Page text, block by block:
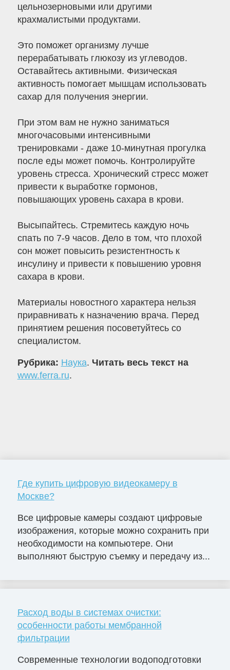
цельнозерновыми или другими
крахмалистыми продуктами.
Это поможет организму лучше
перерабатывать глюкозу из углеводов.
Оставайтесь активными. Физическая
активность помогает мышцам использовать
сахар для получения энергии.
При этом вам не нужно заниматься
многочасовыми интенсивными
тренировками - даже 10-минутная прогулка
после еды может помочь. Контролируйте
уровень стресса. Хронический стресс может
привести к выработке гормонов,
повышающих уровень сахара в крови.
Высыпайтесь. Стремитесь каждую ночь
спать по 7-9 часов. Дело в том, что плохой
сон может повысить резистентность к
инсулину и привести к повышению уровня
сахара в крови.
Материалы новостного характера нельзя
приравнивать к назначению врача. Перед
принятием решения посоветуйтесь со
специалистом.
Рубрика: Наука. Читать весь текст на
www.ferra.ru.
Где купить цифровую видеокамеру в
Москве?
Все цифровые камеры создают цифровые
изображения, которые можно сохранить при
необходимости на компьютере. Они
выполняют быструю съемку и передачу из...
Расход воды в системах очистки:
особенности работы мембранной
фильтрации
Современные технологии водоподготовки